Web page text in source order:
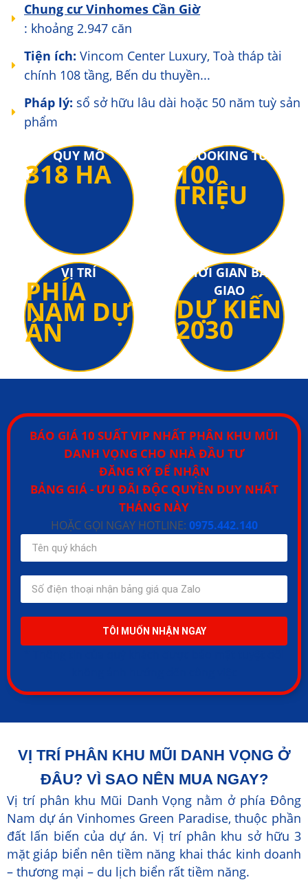
Chung cư Vinhomes Cần Giờ
: khoảng 2.947 căn
Tiện ích: Vincom Center Luxury, Toà tháp tài
chính 108 tầng, Bến du thuyền...
Pháp lý: sổ sở hữu lâu dài hoặc 50 năm tuỳ sản
phẩm
QUY MÔ
318 HA
BOOKING TỪ
100
TRIỆU
VỊ TRÍ
PHÍA
NAM DỰ
ÁN
THỜI GIAN BÀN
GIAO
DỰ KIẾN
2030
BÁO GIÁ 10 SUẤT VIP NHẤT PHÂN KHU MŨI
DANH VỌNG CHO NHÀ ĐẦU TƯ
ĐĂNG KÝ ĐỂ NHẬN
BẢNG GIÁ - ƯU ĐÃI ĐỘC QUYỀN DUY NHẤT
THÁNG NÀY
HOẶC GỌI NGAY HOTLINE: 0975.442.140
TÔI MUỐN NHẬN NGAY
VỊ TRÍ PHÂN KHU MŨI DANH VỌNG Ở
ĐÂU? VÌ SAO NÊN MUA NGAY?
Vị trí phân khu Mũi Danh Vọng nằm ở phía Đông
Nam dự án Vinhomes Green Paradise, thuộc phần
đất lấn biến của dự án. Vị trí phân khu sở hữu 3
mặt giáp biển nên tiềm năng khai thác kinh doanh
– thương mại – du lịch biển rất tiềm năng.